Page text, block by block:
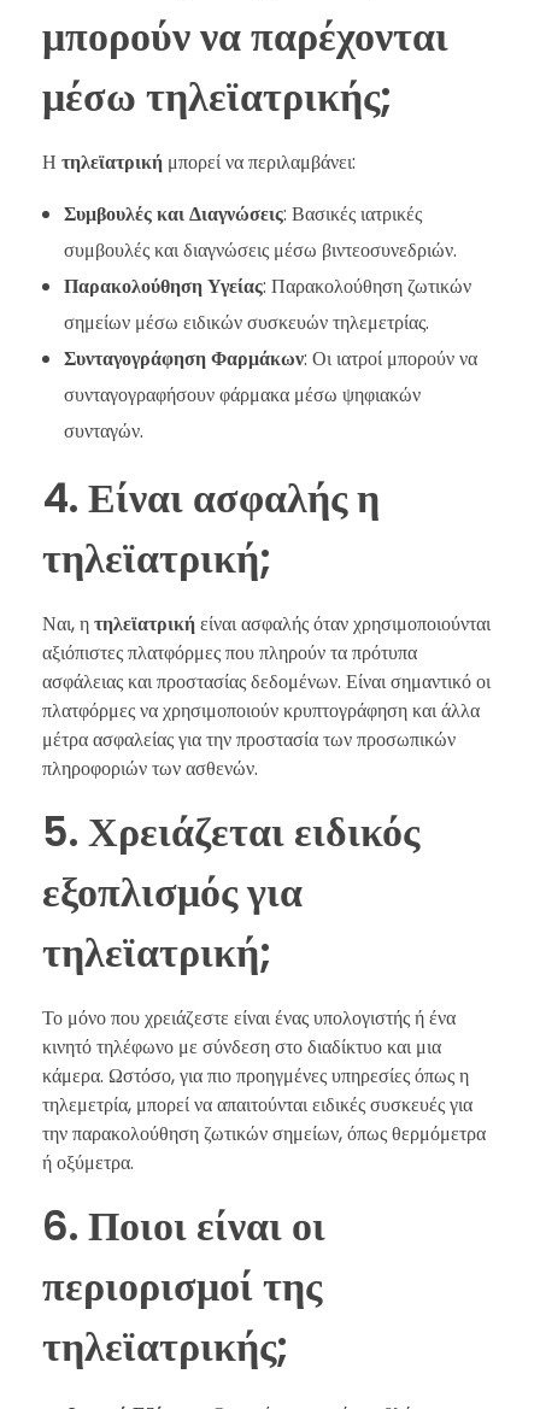
μπορούν να παρέχονται
μέσω τηλεϊατρικής;
Η τηλεϊατρική μπορεί να περιλαμβάνει:
Συμβουλές και Διαγνώσεις: Βασικές ιατρικές
συμβουλές και διαγνώσεις μέσω βιντεοσυνεδριών.
Παρακολούθηση Υγείας: Παρακολούθηση ζωτικών
σημείων μέσω ειδικών συσκευών τηλεμετρίας.
Συνταγογράφηση Φαρμάκων: Οι ιατροί μπορούν να
συνταγογραφήσουν φάρμακα μέσω ψηφιακών
συνταγών.
4. Είναι ασφαλής η
τηλεϊατρική;
Ναι, ητηλεϊατρικήείναι ασφαλής όταν χρησιμοποιούνται
αξιόπιστες πλατφόρμες που πληρούν τα πρότυπα
ασφάλειας και προστασίας δεδομένων. Είναι σημαντικό οι
πλατφόρμες να χρησιμοποιούν κρυπτογράφηση και άλλα
μέτρα ασφαλείας για την προστασία των προσωπικών
πληροφοριών των ασθενών.
5. Χρειάζεται ειδικός
εξοπλισμός για
τηλεϊατρική;
Το μόνο που χρειάζεστε είναι ένας υπολογιστής ή ένα
κινητό τηλέφωνο με σύνδεση στο διαδίκτυο και μια
κάμερα. Ωστόσο, για πιο προηγμένες υπηρεσίες όπως η
τηλεμετρία, μπορεί να απαιτούνται ειδικές συσκευές για
την παρακολούθηση ζωτικών σημείων, όπως θερμόμετρα
ή οξύμετρα.
6. Ποιοι είναι οι
περιορισμοί της
τηλεϊατρικής;